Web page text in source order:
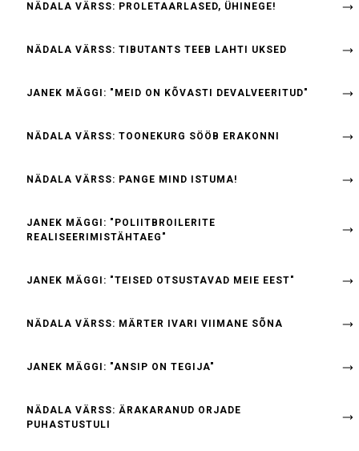
NÄDALA VÄRSS: PROLETAARLASED, ÜHINEGE!
NÄDALA VÄRSS: TIBUTANTS TEEB LAHTI UKSED
JANEK MÄGGI: "MEID ON KÕVASTI DEVALVEERITUD"
NÄDALA VÄRSS: TOONEKURG SÖÖB ERAKONNI
NÄDALA VÄRSS: PANGE MIND ISTUMA!
JANEK MÄGGI: "POLIITBROILERITE
REALISEERIMISTÄHTAEG"
JANEK MÄGGI: "TEISED OTSUSTAVAD MEIE EEST"
NÄDALA VÄRSS: MÄRTER IVARI VIIMANE SÕNA
JANEK MÄGGI: "ANSIP ON TEGIJA"
NÄDALA VÄRSS: ÄRAKARANUD ORJADE
PUHASTUSTULI